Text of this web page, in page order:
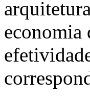
economia